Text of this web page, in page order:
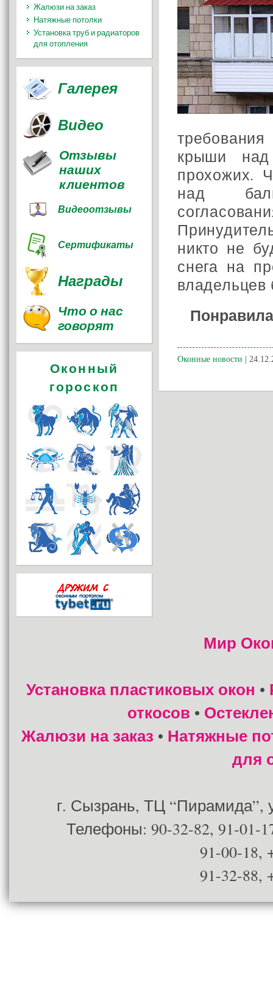
крыши
прохожих.
над
никто не
снега на
владельцев
Оконные новости |
Жалюзи на заказ
Натяжные потолки
Установка труб и радиаторов
для отопления
Галерея
Видео
Отзывы
наших
клиентов
Видеоотзывы
Сертификаты
Награды
Что о нас
говорят
Оконный
гороскоп
Мир
Установка пластиковых окон •
откосов •
Жалюзи на заказ • Натяжные
для
г. Сызрань, ТЦ “Пирамида”,
Телефоны: 90-32-82, 91-01-
91-00-18,
91-32-88,